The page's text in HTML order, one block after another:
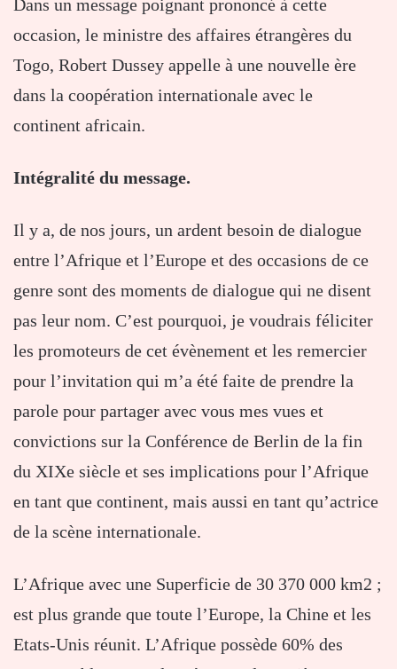
Dans un message poignant prononcé à cette
occasion, le ministre des affaires étrangères du
Togo, Robert Dussey appelle à une nouvelle ère
dans la coopération internationale avec le
continent africain.
Intégralité du message.
Il y a, de nos jours, un ardent besoin de dialogue
entre l’Afrique et l’Europe et des occasions de ce
genre sont des moments de dialogue qui ne disent
pas leur nom. C’est pourquoi, je voudrais féliciter
les promoteurs de cet évènement et les remercier
pour l’invitation qui m’a été faite de prendre la
parole pour partager avec vous mes vues et
convictions sur la Conférence de Berlin de la fin
du XIXe siècle et ses implications pour l’Afrique
en tant que continent, mais aussi en tant qu’actrice
de la scène internationale.
L’Afrique avec une Superficie de 30 370 000 km2 ;
est plus grande que toute l’Europe, la Chine et les
Etats-Unis réunit. L’Afrique possède 60% des